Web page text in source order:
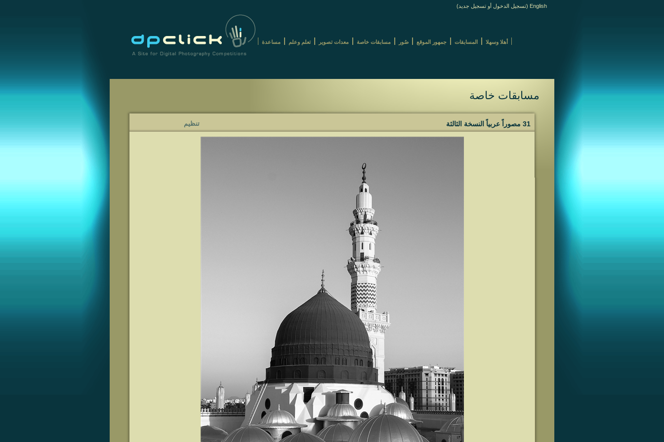
English
(تسجيل الدخول أو تسجيل جديد)
مساعدة تعلم وعلم معدات تصوير مسابقات خاصة صُور جمهور الموقع المسابقات أهلا وسهلا
مسابقات خاصة
تنظيم